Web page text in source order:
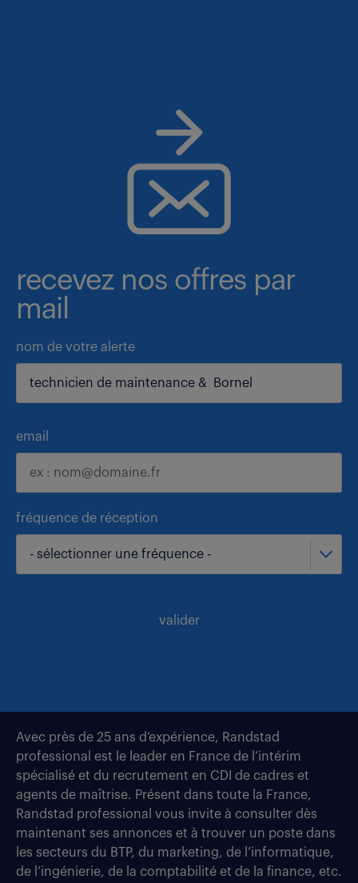
recevez nos offres par
mail
nom de votre alerte
email
fréquence de réception
- sélectionner une fréquence -
valider
Avec près de 25 ans d’expérience, Randstad
professional est le leader en France de l’intérim
spécialisé et du recrutement en CDI de cadres et
agents de maîtrise. Présent dans toute la France,
Randstad professional vous invite à consulter dès
maintenant ses annonces et à trouver un poste dans
les secteurs du BTP, du marketing, de l’informatique,
de l’ingénierie, de la comptabilité et de la finance, etc.